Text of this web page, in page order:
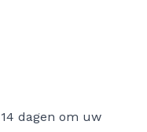
dagen om uw